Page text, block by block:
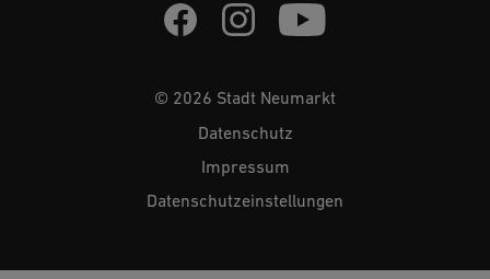
© 2026 Stadt Neumarkt
Datenschutz
Impressum
Datenschutzeinstellungen